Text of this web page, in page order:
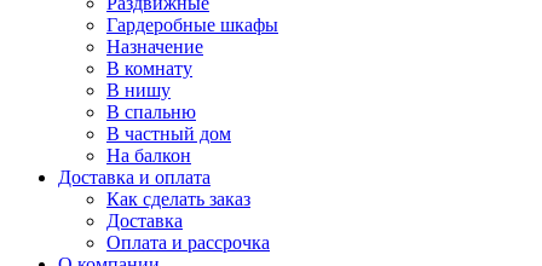
Гардеробные шкафы
Назначение
В комнату
В нишу
В спальню
В частный дом
На балкон
Доставка и оплата
Как сделать заказ
Доставка
Оплата и рассрочка